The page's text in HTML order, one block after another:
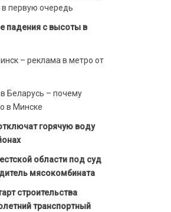
первую очередь
падения с высоты в
– реклама в метро от
Беларусь – почему
в Минске
горячую воду
области под суд
мясокомбината
строительства
транспортный